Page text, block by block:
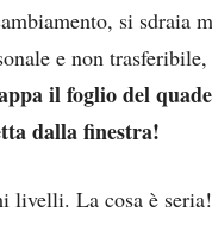
si sdraia
e non
il foglio del
dalla finestra!
livelli. La cosa è seria!